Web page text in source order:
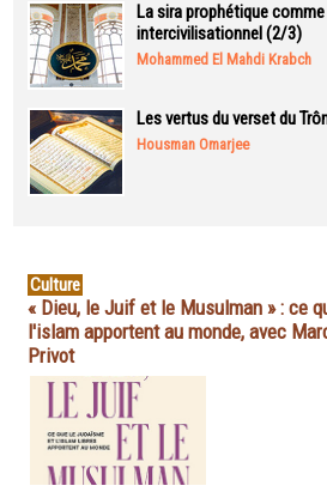
La sira prophétique
intercivilisationnel (2/3)
Mohammed El Mahdi Krabch
Les vertus du verset du
Housman Omarjee
Culture
« Dieu, le Juif et le Musulman » : ce
l'islam apportent au monde, avec
Privot